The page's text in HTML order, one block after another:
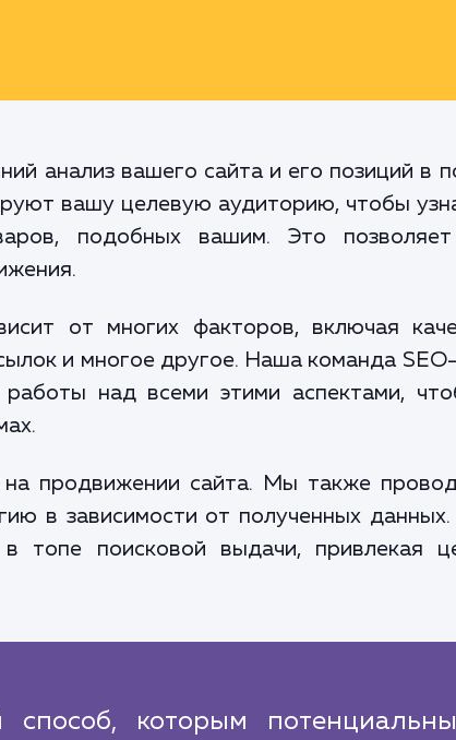
анализ вашего сайта и его позиций в
вашу целевую аудиторию, чтобы
подобных вашим. Это
от многих факторов, включая
и многое другое. Наша команда
над всеми этими аспектами,
продвижении сайта. Мы также
в зависимости от полученных
топе поисковой выдачи, привлекая
которым